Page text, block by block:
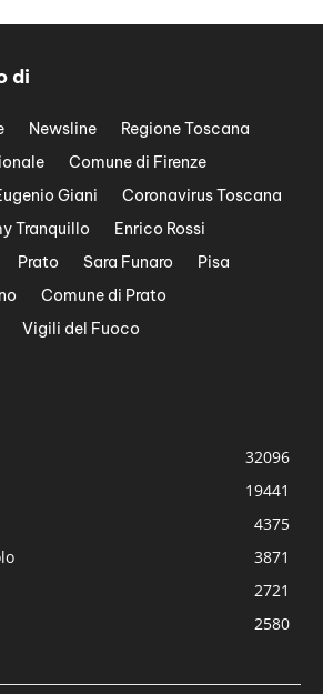
di
Newsline
Regione Toscana
Comune di Firenze
Giani
Coronavirus Toscana
Tranquillo
Enrico Rossi
Prato Sara Funaro
Pisa
Comune di Prato
Vigili del Fuoco
32096
19441
4375
3871
2721
2580